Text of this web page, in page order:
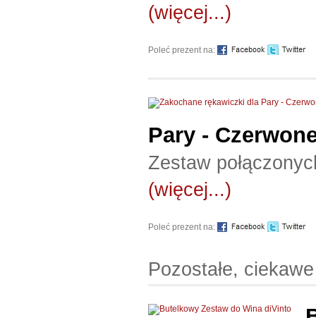
(więcej...)
Poleć prezent na:
Pary -
Zestaw
(więcej...)
Poleć prezent na:
Pozostałe,